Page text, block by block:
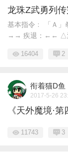
龙珠Z武勇列
基本指令﹕ 「Ａ」
→→ 疾退：←← △
16404 2
衔着猫D鱼
2017-5-26
《天外魔境·
11743 3